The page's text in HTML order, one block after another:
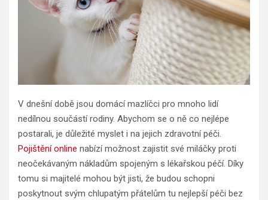
V dnešní době jsou domácí mazlíčci pro mnoho lidí
nedílnou součástí rodiny. Abychom se o ně co nejlépe
postarali, je důležité myslet i na jejich zdravotní péči.
Pojištění online nabízí možnost zajistit své miláčky proti
neočekávaným nákladům spojeným s lékařskou péčí. Díky
tomu si majitelé mohou být jisti, že budou schopni
poskytnout svým chlupatým přátelům tu nejlepší péči bez